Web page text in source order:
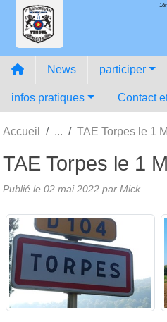
News participer
infos pratiques Contact
Accueil TAE Torpes le 1
TAE Torpes le 1
Publié le 02 mai 2022 par Mick
Panneau de gestion des cookies